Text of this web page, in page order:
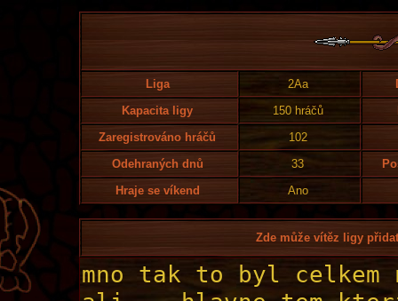
Liga 2Aa
Kapacita ligy
150 hráčů
Zaregistrováno hráčů
102
Odehraných dnů
33
Hraje se víkend
Ano
Zde může vítěz ligy